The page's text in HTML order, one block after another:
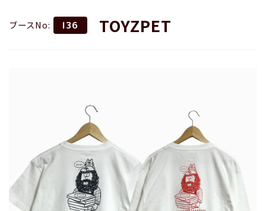
ブースNo: 136 TOYZPET